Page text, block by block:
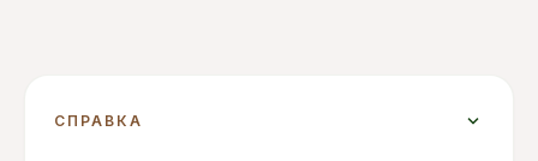
СПРАВКА expand_more